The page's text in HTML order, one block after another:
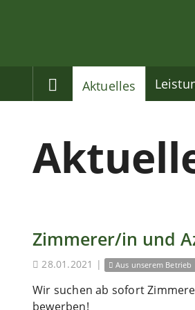
Home
Aktuelles
Zimmerer/in und
28.01.2021 | Aus unserem Betrieb
Wir suchen ab sofort
bewerben!